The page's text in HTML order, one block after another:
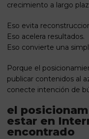
crecimiento a largo
Eso evita
Eso acelera resultados.
Eso convierte una
Porque el
publicar contenidos al
conecte intención de
el
estar en
encontrado